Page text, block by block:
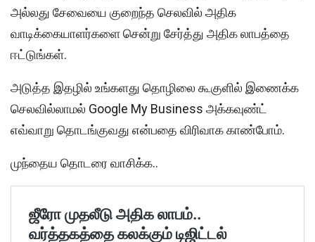
அல்லது சேவையை குறைந்த செலவில் அதிக
வாடிக்கையாளர்களை சென்று சேர்த்து அதிக லாபத்தை
ஈட்டுங்கள்.
அடுத்த இதழில் உங்களது தொழிலை கூகுளில் இணைக்க
செலவில்லாமல் Google My Business அக்கவுண்ட்
எவ்வாறு தொடங்குவது என்பதை விரிவாக காண்போம்.
முந்தைய தொடரை வாசிக்க..